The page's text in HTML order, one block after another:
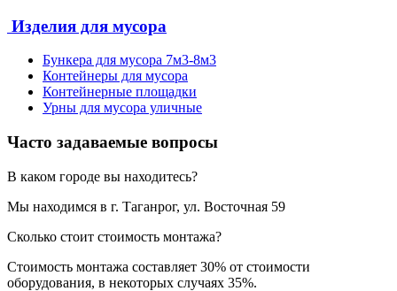
Изделия для мусора
Бункера для мусора 7м3-8м3
Контейнеры для мусора
Контейнерные площадки
Урны для мусора уличные
Часто задаваемые вопросы
В каком городе вы находитесь?
Мы находимся в г. Таганрог, ул. Восточная 59
Сколько стоит стоимость монтажа?
Стоимость монтажа составляет 30% от стоимости
оборудования, в некоторых случаях 35%.